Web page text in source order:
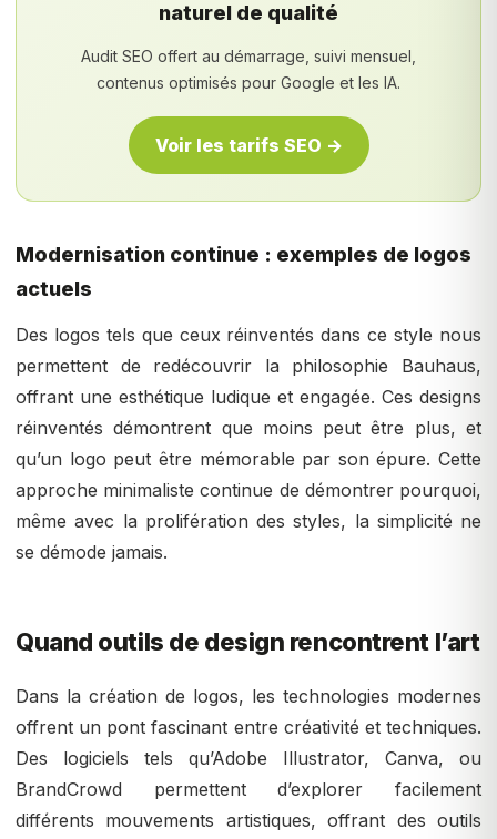
naturel de qualité
Audit SEO offert au démarrage, suivi mensuel,
contenus optimisés pour Google et les IA.
Voir les tarifs SEO →
Modernisation continue : exemples de logos
actuels
Des logos tels que ceux réinventés dans ce style nous
permettent de redécouvrir la philosophie Bauhaus,
offrant une esthétique ludique et engagée. Ces designs
réinventés démontrent que moins peut être plus, et
qu’un logo peut être mémorable par son épure. Cette
approche minimaliste continue de démontrer pourquoi,
même avec la prolifération des styles, la simplicité ne
se démode jamais.
Quand outils de design rencontrent l’art
Dans la création de logos, les technologies modernes
offrent un pont fascinant entre créativité et techniques.
Des logiciels tels qu’Adobe Illustrator, Canva, ou
BrandCrowd permettent d’explorer facilement
différents mouvements artistiques, offrant des outils